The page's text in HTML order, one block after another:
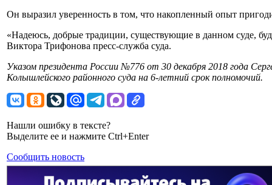
Он выразил уверенность в том, что накопленный опыт
«Надеюсь, добрые традиции, существующие в данном суде,
Виктора Трифонова пресс-служба суда.
Указом президента России №776 от 30 декабря 2018 года
Колышлейского районного суда на 6-летний срок полномочий.
Нашли ошибку в тексте?
Выделите ее и нажмите Ctrl+Enter
Сообщить новость